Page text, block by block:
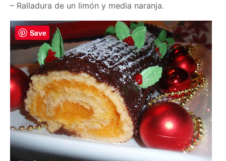
– Ralladura de un limón y media naranja.
Save